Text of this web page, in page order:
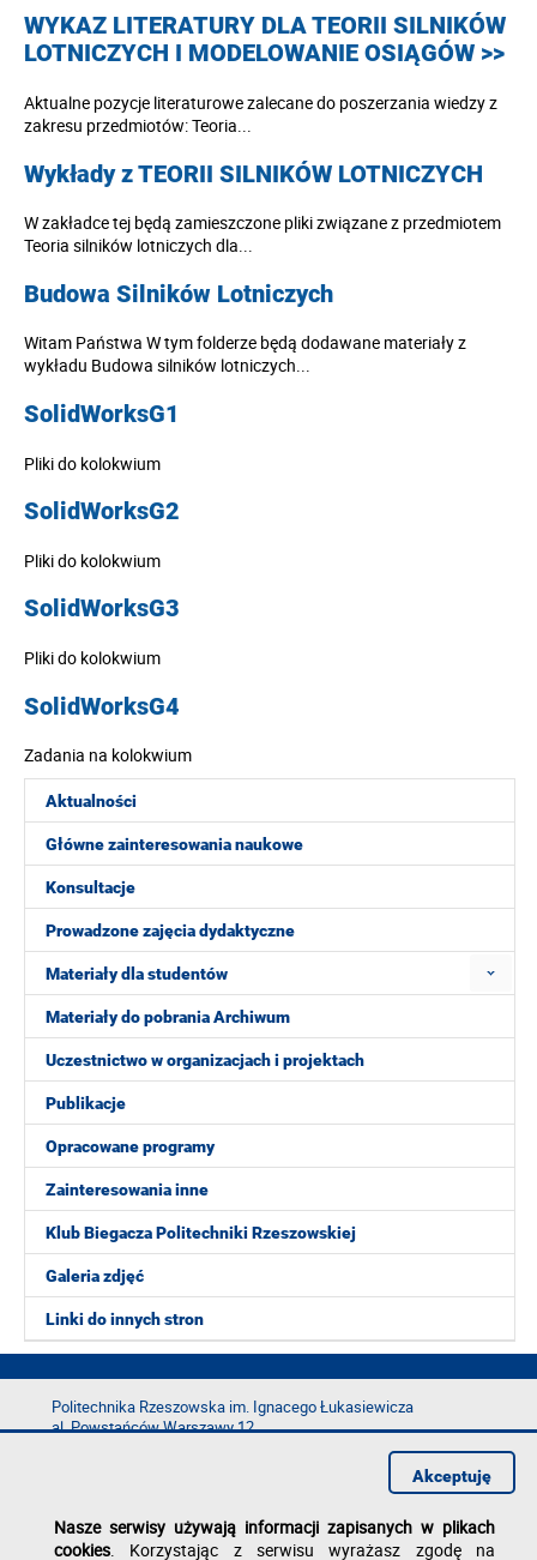
Aktualności
Główne zainteresowania naukowe
Konsultacje
Prowadzone zajęcia dydaktyczne
Materiały dla studentów
Materiały do pobrania Archiwum
Uczestnictwo w organizacjach i projektach
Publikacje
Opracowane programy
Zainteresowania inne
Klub Biegacza Politechniki Rzeszowskiej
Galeria zdjęć
Linki do innych stron
WYKAZ LITERATURY DLA TEORII SILNIKÓW
LOTNICZYCH I MODELOWANIE OSIĄGÓW >>
Aktualne pozycje literaturowe zalecane do poszerzania wiedzy z
zakresu przedmiotów: Teoria...
Wykłady z TEORII SILNIKÓW LOTNICZYCH
W zakładce tej będą zamieszczone pliki związane z przedmiotem
Teoria silników lotniczych dla...
Budowa Silników Lotniczych
Witam Państwa W tym folderze będą dodawane materiały z
wykładu Budowa silników lotniczych...
SolidWorksG1
Pliki do kolokwium
SolidWorksG2
Pliki do kolokwium
SolidWorksG3
Pliki do kolokwium
SolidWorksG4
Zadania na kolokwium
Politechnika Rzeszowska im. Ignacego Łukasiewicza
al. Powstańców Warszawy 12
e-mail:kancelaria@prz.edu.pl
Nasze serwisy używają informacji zapisanych w plikach
cookies. Korzystając z serwisu wyrażasz zgodę na
Akceptuję